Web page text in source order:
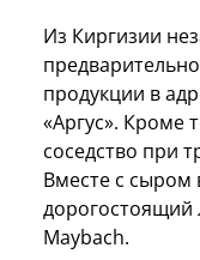
Из Киргизии
продукции в
«Аргус». Кроме
соседство при
Вместе с сыром
дорогостоящий
Maybach.